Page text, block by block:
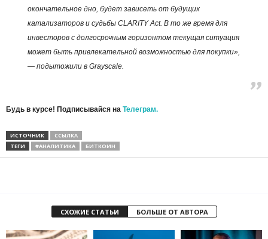
окончательное дно, будет зависеть от будущих
катализаторов и судьбы CLARITY Act. В то же время для
инвесторов с долгосрочным горизонтом текущая ситуация
может быть привлекательной возможностью для покупки»,
— подытожили в Grayscale.
Будь в курсе! Подписывайся на Телеграм.
ИСТОЧНИК
ССЫЛКА
ТЕГИ
#АНАЛИТИКА БИТКОИН
СХОЖИЕ СТАТЬИ БОЛЬШЕ ОТ АВТОРА